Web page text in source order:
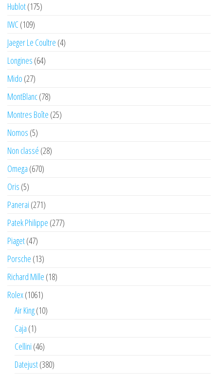
Hublot(175)
IWC(109)
Jaeger Le Coultre (4)
Longines (64)
Mido (27)
MontBlanc(78)
Montres Boîte (25)
Nomos (5)
Non classé (28)
Omega (670)
Oris (5)
Panerai (271)
Patek Philippe (277)
Piaget(47)
Porsche (13)
Richard Mille (18)
Rolex(1061)
Air King(10)
Caja (1)
Cellini (46)
Datejust(380)